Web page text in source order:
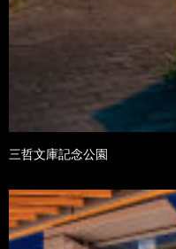
三哲文庫記念公園